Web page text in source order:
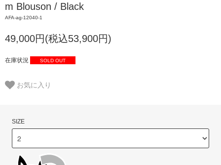
m Blouson / Black
AFA-ag-12040-1
49,000円(税込53,900円)
在庫状況 SOLD OUT
お気に入り
SIZE